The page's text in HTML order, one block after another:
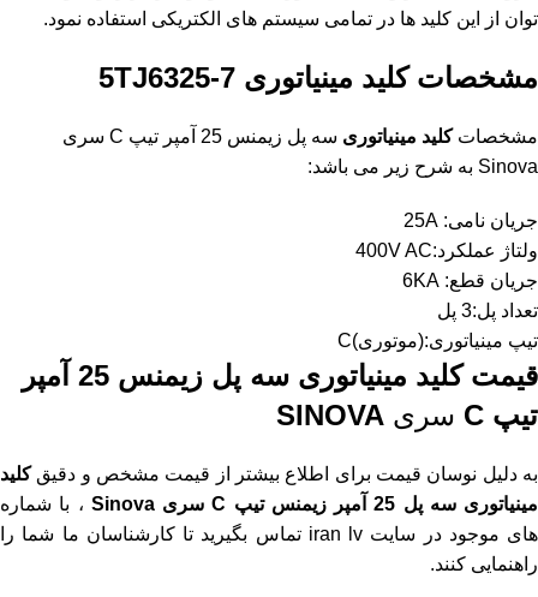
توان از این کلید ها در تمامی سیستم های الکتریکی استفاده نمود.
مشخصاتکلید مینیاتوری 5TJ6325-7
مشخصاتکلید مینیاتوری
سه پل زیمنس 25 آمپر تیپ C سری
Sinova به شرح زیر می باشد:
جریان نامی: 25A
ولتاژ عملکرد:400V AC
جریان قطع: 6KA
تعداد پل:3 پل
تیپ مینیاتوری:(موتوری)C
قیمت کلید مینیاتوری سه پل زیمنس 25 آمپر
تیپ C
سری SINOVA
به دلیل نوسان قیمت برای اطلاع بیشتر از قیمت مشخص و دقیقکلید
مینیاتوری سه پل 25 آمپر زیمنس تیپ C سری Sinova
، با شماره
های موجود در
سایت iran lv
تماس بگیرید تا کارشناسان ما شما را
راهنمایی کنند.